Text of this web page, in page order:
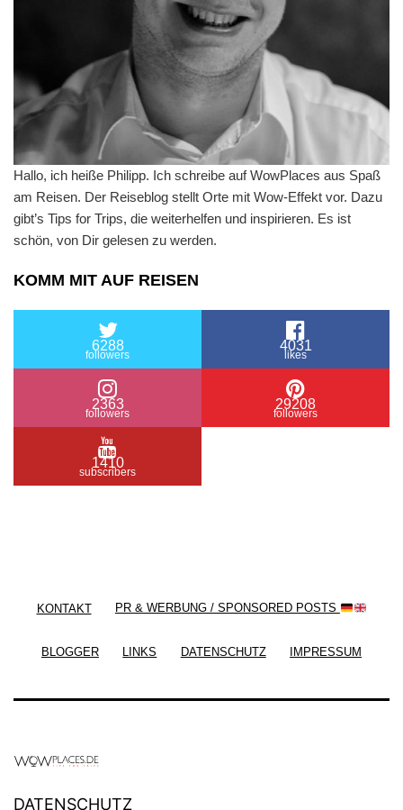
Hallo, ich heiße Philipp. Ich schreibe auf WowPlaces aus Spaß
am Reisen. Der Reiseblog stellt Orte mit Wow-Effekt vor. Dazu
gibt’s Tips for Trips, die weiterhelfen und inspirieren. Es ist
schön, von Dir gelesen zu werden.
KOMM MIT AUF REISEN
6288
followers
4031
likes
2363
followers
29208
followers
1410
subscribers
KONTAKT PR & WERBUNG / SPONSORED POSTS
BLOGGER LINKS DATENSCHUTZ IMPRESSUM
DATENSCHUTZ